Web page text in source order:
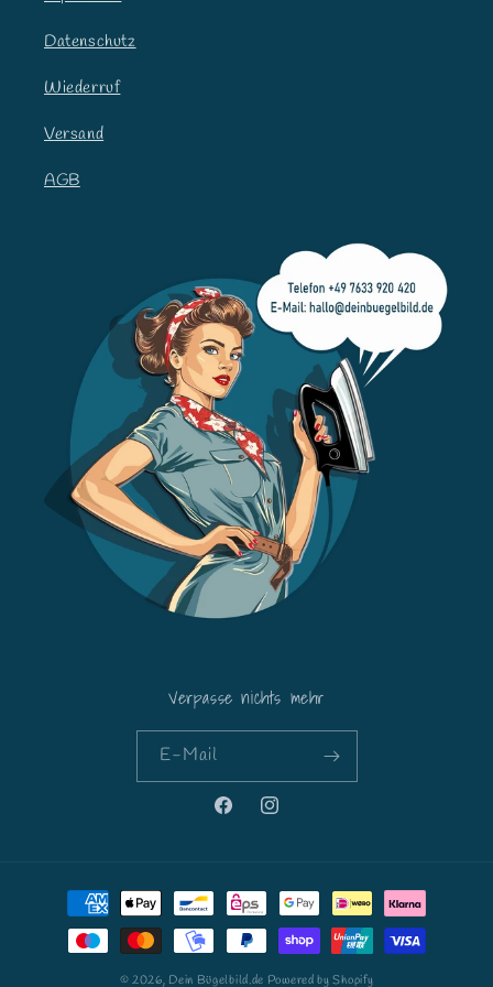
Datenschutz
Wiederruf
Versand
AGB
Verpasse nichts mehr
E-Mail
FacebookInstagram
Zahlungsmethoden
© 2026, Dein Bügelbild.de Powered by Shopify